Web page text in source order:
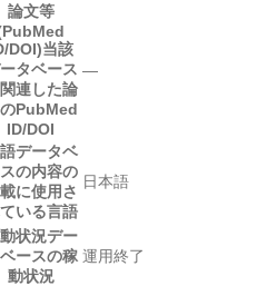
論文等
DOI)当該
タベース
連した論
PubMed
ID/DOI
―
データベ
の内容の
に使用さ
いる言語
日本語
状況デー
ースの稼
動状況
運用終了